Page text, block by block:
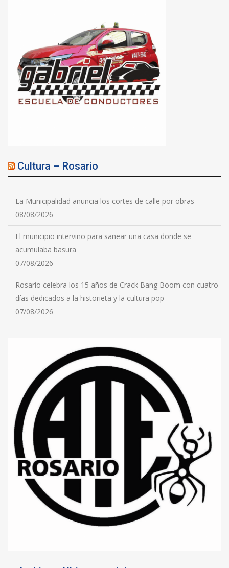
Cultura – Rosario
La Municipalidad anuncia los cortes de calle por obras
08/08/2026
El municipio intervino para sanear una casa donde se
acumulaba basura
07/08/2026
Rosario celebra los 15 años de Crack Bang Boom con cuatro
días dedicados a la historieta y la cultura pop
07/08/2026